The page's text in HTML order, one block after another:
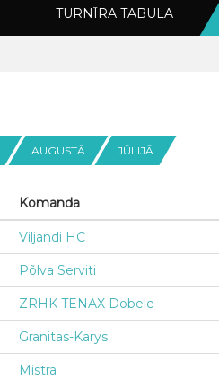
TURNĪRA TABULA
AUGUSTĀ JŪLIJĀ
Komanda
Viljandi HC
Põlva Serviti
ZRHK TENAX Dobele
Granitas-Karys
Mistra